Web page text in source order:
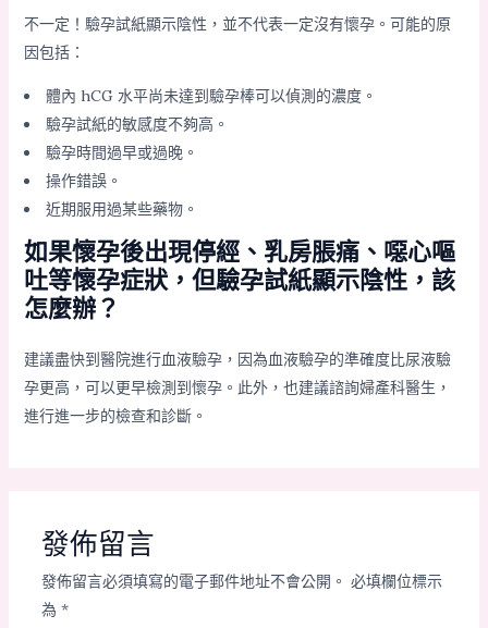
不一定！驗孕試紙顯示陰性，並不代表一定沒有懷孕。可能的原
因包括：
體內 hCG 水平尚未達到驗孕棒可以偵測的濃度。
驗孕試紙的敏感度不夠高。
驗孕時間過早或過晚。
操作錯誤。
近期服用過某些藥物。
如果懷孕後出現停經、乳房脹痛、噁心嘔
吐等懷孕症狀，但驗孕試紙顯示陰性，該
怎麼辦？
建議盡快到醫院進行血液驗孕，因為血液驗孕的準確度比尿液驗
孕更高，可以更早檢測到懷孕。此外，也建議諮詢婦產科醫生，
進行進一步的檢查和診斷。
發佈留言
發佈留言必須填寫的電子郵件地址不會公開。 必填欄位標示
為 *